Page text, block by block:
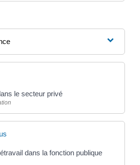
le secteur privé
dans la fonction publique